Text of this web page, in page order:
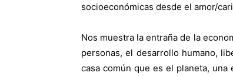
socioeconómicas desde el amor/
Nos muestra la entraña de la
personas, el desarrollo humano,
casa común que es el planeta,